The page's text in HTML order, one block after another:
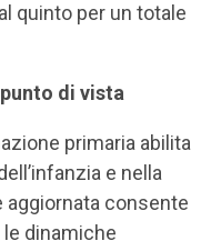
quinto per un totale
di vista
primaria abilita
e nella
aggiornata consente
dinamiche